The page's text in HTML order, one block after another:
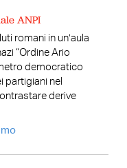
ANPI
romani in un’aula
“Ordine Ario
democratico
partigiani nel
derive